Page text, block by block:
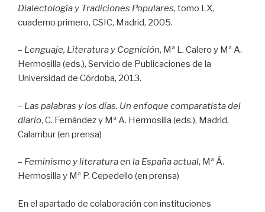
Dialectología y Tradiciones Populares, tomo LX,
cuaderno primero, CSIC, Madrid, 2005.
– Lenguaje, Literatura y Cognición, Mª L. Calero y Mª A.
Hermosilla (eds.), Servicio de Publicaciones de la
Universidad de Córdoba, 2013.
– Las palabras y los días. Un enfoque comparatista del
diario, C. Fernández y Mª A. Hermosilla (eds.), Madrid,
Calambur (en prensa)
– Feminismo y literatura en la España actual, Mª Á.
Hermosilla y Mª P. Cepedello (en prensa)
En el apartado de colaboración con instituciones